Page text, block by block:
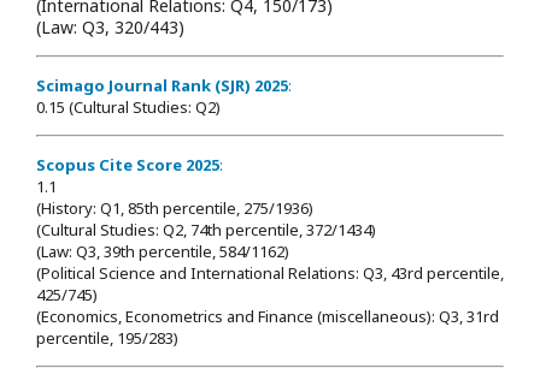
(International Relations: Q4, 150/173)
(Law: Q3, 320/443)
Scimago Journal Rank (SJR) 2025:
0.15 (Cultural Studies: Q2)
Scopus Cite Score 2025:
1.1
(History: Q1, 85th percentile, 275/1936)
(Cultural Studies: Q2, 74th percentile, 372/1434)
(Law: Q3, 39th percentile, 584/1162)
(Political Science and International Relations: Q3, 43rd percentile,
425/745)
(Economics, Econometrics and Finance (miscellaneous): Q3, 31rd
percentile, 195/283)